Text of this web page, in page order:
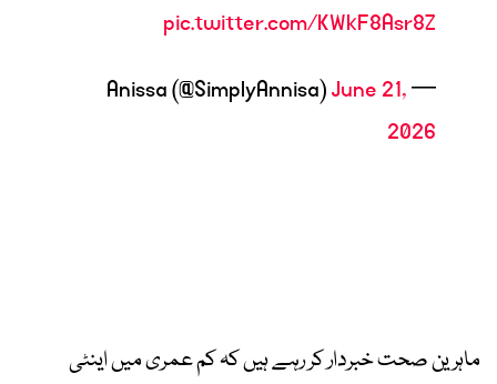
pic.twitter.com/KWkF8Asr8Z
— Anissa (@SimplyAnnisa)
June 21,
2026
ماہرین صحت خبردار کر رہے ہیں کہ کم عمری میں اینٹی